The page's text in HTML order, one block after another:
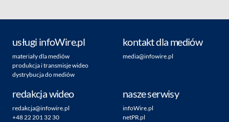
usługi infoWire.pl
materiały dla mediów
produkcja i transmisje wideo
dystrybucja do mediów
kontakt dla mediów
media@infowire.pl
redakcja wideo
redakcja@infowire.pl
+48 22 201 32 30
nasze serwisy
infoWire.pl
netPR.pl